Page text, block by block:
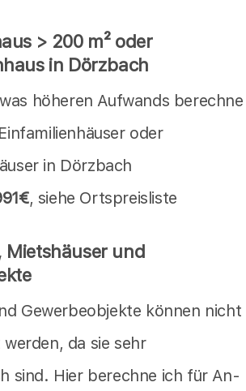
> 200 m² oder
in Dörzbach
höheren Aufwands berechne
oder
in Dörzbach
, siehe Ortspreisliste
Mietshäuser und
Gewerbeobjekte können nicht
da sie sehr
sind. Hier berechne ich für An-